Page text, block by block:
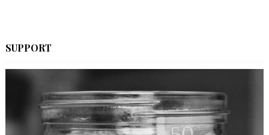
SUPPORT